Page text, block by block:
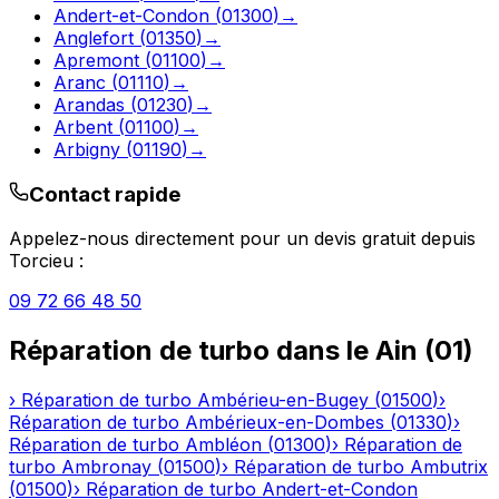
Andert-et-Condon (01300) →
Anglefort (01350) →
Apremont (01100) →
Aranc (01110) →
Arandas (01230) →
Arbent (01100) →
Arbigny (01190) →
Contact rapide
Appelez-nous directement pour un devis gratuit depuis
Torcieu :
09 72 66 48 50
Réparation de turbo dans le Ain (01)
› Réparation de turbo Ambérieu-en-Bugey (01500)›
Réparation de turbo Ambérieux-en-Dombes (01330)›
Réparation de turbo Ambléon (01300)› Réparation de
turbo Ambronay (01500)› Réparation de turbo Ambutrix
(01500)› Réparation de turbo Andert-et-Condon